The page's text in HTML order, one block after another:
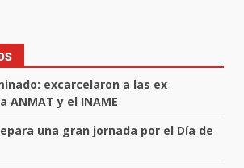
excarcelaron a las ex
ANMAT y el INAME
una gran jornada por el Día de